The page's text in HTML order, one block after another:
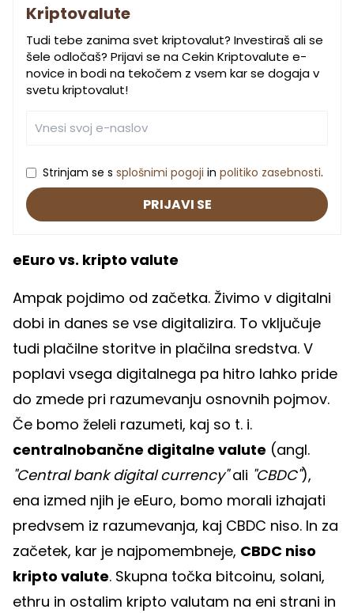
Kriptovalute
Tudi tebe zanima svet kriptovalut? Investiraš ali se
šele odločaš? Prijavi se na Cekin Kriptovalute e-
novice in bodi na tekočem z vsem kar se dogaja v
svetu kriptovalut!
Strinjam se s splošnimi pogoji in politiko zasebnosti.
PRIJAVI SE
eEuro vs. kripto valute
Ampak pojdimo od začetka. Živimo v digitalni
dobi in danes se vse digitalizira. To vključuje
tudi plačilne storitve in plačilna sredstva. V
poplavi vsega digitalnega pa hitro lahko pride
do zmede pri razumevanju osnovnih pojmov.
Če bomo želeli razumeti, kaj so t. i.
centralnobančne digitalne valute (angl.
"Central bank digital currency"ali "CBDC"),
ena izmed njih je eEuro, bomo morali izhajati
predvsem iz razumevanja, kaj CBDC niso. In za
začetek, kar je najpomembneje, CBDC niso
kripto valute. Skupna točka bitcoinu, solani,
ethru in ostalim kripto valutam na eni strani in